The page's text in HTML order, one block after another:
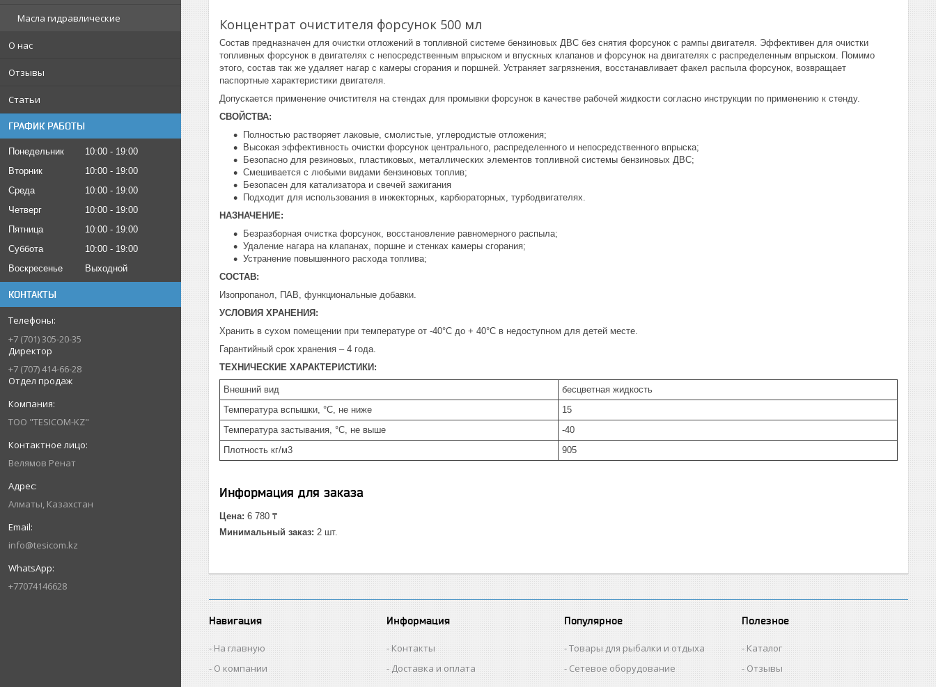
Масла гидравлические
О нас
Отзывы
Статьи
ГРАФИК РАБОТЫ
Понедельник 10:00
19:00
Вторник
10:00
19:00
Среда
10:00
19:00
Четверг
10:00
19:00
Пятница
10:00
19:00
Суббота
10:00
19:00
Воскресенье
Выходной
КОНТАКТЫ
+7 (701) 305-20-35
Директор
+7 (707) 414-66-28
Отдел продаж
ТОО "TESICOM-KZ"
Велямов Ренат
Алматы, Казахстан
info@tesicom.kz
+77074146628
Концентрат очистителя форсунок 500 мл
Состав предназначен для очистки отложений в топливной системе бензиновых ДВС без снятия форсунок с рампы двигателя. Эффективен для очистки
топливных форсунок в двигателях с непосредственным впрыском и впускных клапанов и форсунок на двигателях с распределенным впрыском. Помимо
этого, состав так же удаляет нагар с камеры сгорания и поршней. Устраняет загрязнения, восстанавливает факел распыла форсунок, возвращает
паспортные характеристики двигателя.
Допускается применение очистителя на стендах для промывки форсунок в качестве рабочей жидкости согласно инструкции по применению к стенду.
СВОЙСТВА:
Полностью растворяет лаковые, смолистые, углеродистые отложения;
Высокая эффективность очистки форсунок центрального, распределенного и непосредственного впрыска;
Безопасно для резиновых, пластиковых, металлических элементов топливной системы бензиновых ДВС;
Смешивается с любыми видами бензиновых топлив;
Безопасен для катализатора и свечей зажигания
Подходит для использования в инжекторных, карбюраторных, турбодвигателях.
НАЗНАЧЕНИЕ:
Безразборная очистка форсунок, восстановление равномерного распыла;
Удаление нагара на клапанах, поршне и стенках камеры сгорания;
Устранение повышенного расхода топлива;
СОСТАВ:
Изопропанол, ПАВ, функциональные добавки.
УСЛОВИЯ ХРАНЕНИЯ:
Хранить в сухом помещении при температуре от -40°С до + 40°С в недоступном для детей месте.
Гарантийный срок хранения – 4 года.
ТЕХНИЧЕСКИЕ ХАРАКТЕРИСТИКИ:
Внешний вид
бесцветная жидкость
Температура вспышки, °С, не ниже
15
Температура застывания, °С, не выше
-40
Плотность кг/м3
905
Информация для заказа
Цена: 6 780 ₸
Минимальный заказ: 2 шт.
Навигация
На главную
О компании
Информация
Контакты
Доставка и оплата
Популярное
Товары для рыбалки и отдыха
Сетевое оборудование
Полезное
Каталог
Отзывы